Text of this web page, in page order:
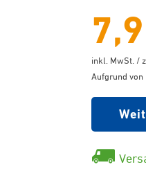
inkl. MwSt. /
Aufgrund von